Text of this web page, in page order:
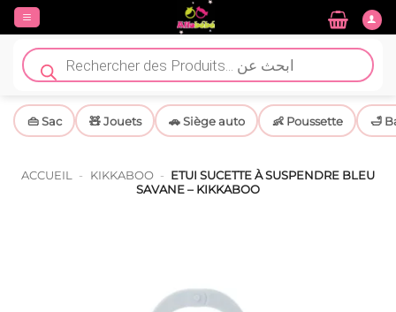
Passer
contenu
Recherche
de
produits
👜 Sac 🧸 Jouets 🚗 Siège auto 👶 Poussette 🛁
ACCUEIL - KIKKABOO - ETUI SUCETTE À SUSPENDRE BLEU
SAVANE – KIKKABOO